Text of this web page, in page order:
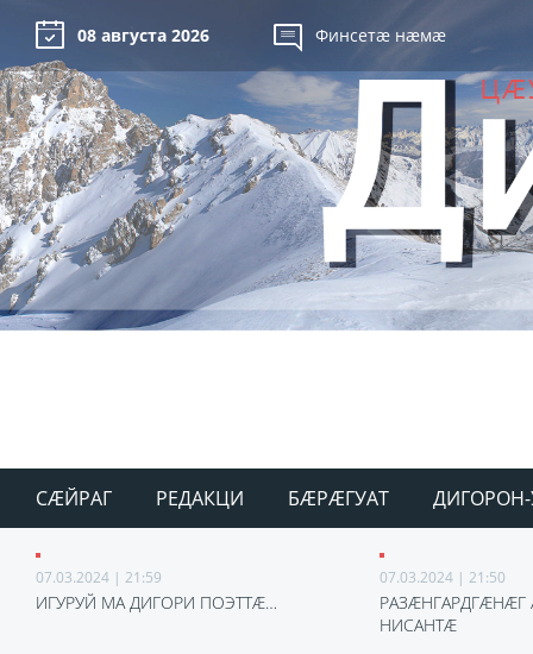
08 августа 2026 Финсетæ нæмæ
СÆЙРАГ РЕДАКЦИ БÆРÆГУАТ ДИГОРОН-
07.03.2024 | 21:59
ИГУРУЙ МА ДИГОРИ ПОЭТТÆ…
07.03.2024 | 21:50
НИСАНТÆ